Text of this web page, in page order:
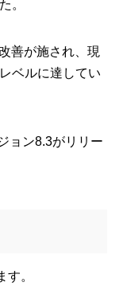
。
善が施され、現
ベルに達してい
ョン8.3がリリー
。